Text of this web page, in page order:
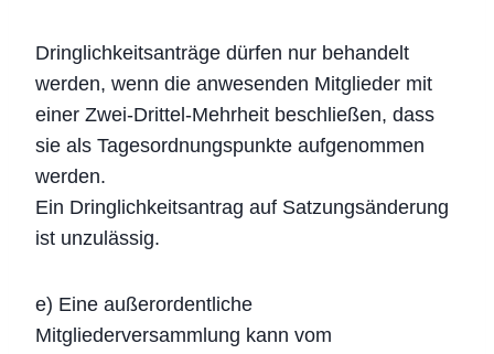
Dringlichkeitsanträge dürfen nur behandelt
werden, wenn die anwesenden Mitglieder mit
einer Zwei-Drittel-Mehrheit beschließen, dass
sie als Tagesordnungspunkte aufgenommen
werden.
Ein Dringlichkeitsantrag auf Satzungsänderung
ist unzulässig.
e) Eine außerordentliche
Mitgliederversammlung kann vom